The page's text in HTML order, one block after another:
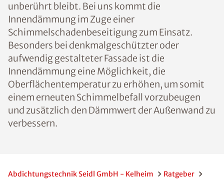
unberührt bleibt. Bei uns kommt die
Innendämmung im Zuge einer
Schimmelschadenbeseitigung zum Einsatz.
Besonders bei denkmalgeschützter oder
aufwendig gestalteter Fassade ist die
Innendämmung eine Möglichkeit, die
Oberflächentemperatur zu erhöhen, um somit
einem erneuten Schimmelbefall vorzubeugen
und zusätzlich den Dämmwert der Außenwand zu
verbessern.
Abdichtungstechnik Seidl GmbH - Kelheim
Ratgeber